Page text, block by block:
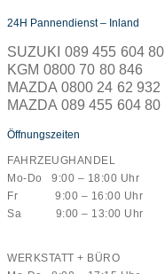
24H Pannendienst – Inland
SUZUKI 089 455 604 80
KGM 0800 70 80 846
MAZDA 0800 24 62 932
MAZDA 089 455 604 80
Öffnungszeiten
FAHRZEUGHANDEL
Mo-Do 9:00 – 18:00 Uhr
Fr 9:00 – 16:00 Uhr
Sa 9:00 – 13:00 Uhr
WERKSTATT + BÜRO